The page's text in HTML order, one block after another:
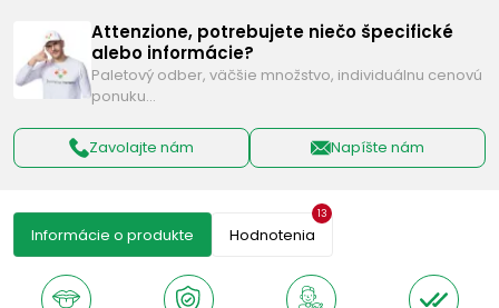
Attenzione, potrebujete niečo špecifické
alebo informácie?
Paletový odber, väčšie množstvo, individuálnu cenovú
ponuku…
Zavolajte nám Napíšte nám
Informácie o produkte Hodnotenia
13